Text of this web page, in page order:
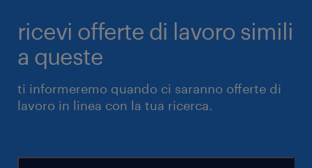
ricevi offerte di lavoro simili
a queste
ti informeremo quando ci saranno offerte di
lavoro in linea con la tua ricerca.